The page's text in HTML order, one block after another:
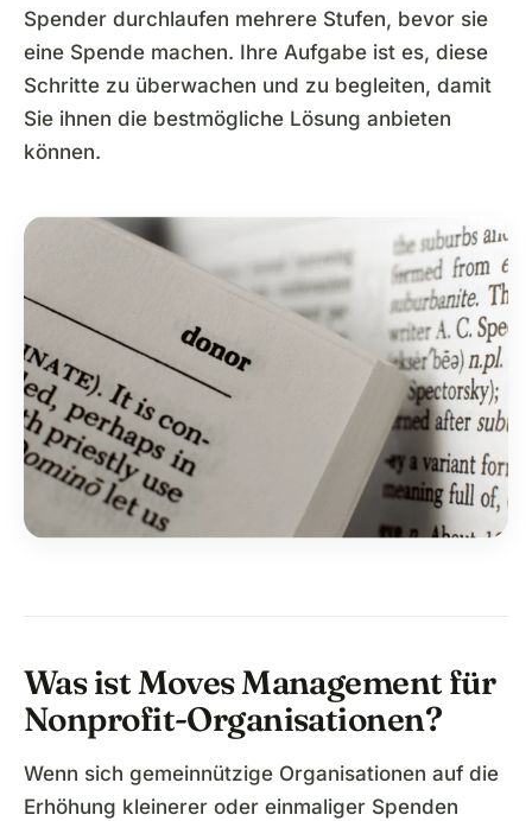
Spender durchlaufen mehrere Stufen, bevor sie
eine Spende machen. Ihre Aufgabe ist es, diese
Schritte zu überwachen und zu begleiten, damit
Sie ihnen die bestmögliche Lösung anbieten
können.
Was ist Moves Management für
Nonprofit-Organisationen?
Wenn sich gemeinnützige Organisationen auf die
Erhöhung kleinerer oder einmaliger Spenden